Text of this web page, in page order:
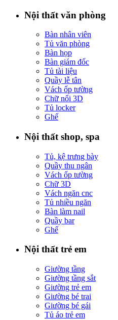
Nội thất văn phòng
Bàn nhân viên
Tủ văn phòng
Bàn họp
Bàn giám đốc
Tủ tài liệu
Quầy lễ tân
Vách ốp tường
Chữ nổi 3D
Tủ locker
Ghế
Nội thất shop, spa
Tủ, kệ trưng bày
Quầy thu ngân
Vách ốp tường
Chữ 3D
Vách ngăn cnc
Tủ nhiều ngăn
Bàn làm nail
Quầy bar
Ghế
Nội thất trẻ em
Giường tầng
Giường tầng sắt
Giường trẻ em
Giường bé trai
Giường bé gái
Tủ áo trẻ em